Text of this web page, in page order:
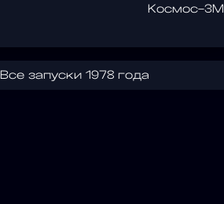
Космос-3М
Все запуски 1978 года